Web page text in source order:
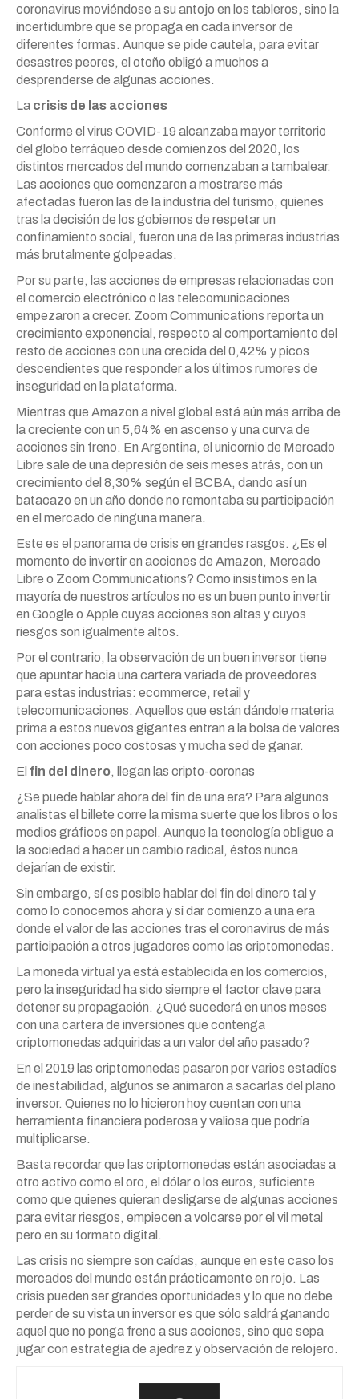
coronavirus moviéndose a su antojo en los tableros, sino la
incertidumbre que se propaga en cada inversor de
diferentes formas. Aunque se pide cautela, para evitar
desastres peores, el otoño obligó a muchos a
desprenderse de algunas acciones.
La crisis de las acciones
Conforme el virus COVID-19 alcanzaba mayor territorio
del globo terráqueo desde comienzos del 2020, los
distintos mercados del mundo comenzaban a tambalear.
Las acciones que comenzaron a mostrarse más
afectadas fueron las de la industria del turismo, quienes
tras la decisión de los gobiernos de respetar un
confinamiento social, fueron una de las primeras industrias
más brutalmente golpeadas.
Por su parte, las acciones de empresas relacionadas con
el comercio electrónico o las telecomunicaciones
empezaron a crecer. Zoom Communications reporta un
crecimiento exponencial, respecto al comportamiento del
resto de acciones con una crecida del 0,42% y picos
descendientes que responder a los últimos rumores de
inseguridad en la plataforma.
Mientras que Amazon a nivel global está aún más arriba de
la creciente con un 5,64% en ascenso y una curva de
acciones sin freno. En Argentina, el unicornio de Mercado
Libre sale de una depresión de seis meses atrás, con un
crecimiento del 8,30% según el BCBA, dando así un
batacazo en un año donde no remontaba su participación
en el mercado de ninguna manera.
Este es el panorama de crisis en grandes rasgos. ¿Es el
momento de invertir en acciones de Amazon, Mercado
Libre o Zoom Communications? Como insistimos en la
mayoría de nuestros artículos no es un buen punto invertir
en Google o Apple cuyas acciones son altas y cuyos
riesgos son igualmente altos.
Por el contrario, la observación de un buen inversor tiene
que apuntar hacia una cartera variada de proveedores
para estas industrias: ecommerce, retail y
telecomunicaciones. Aquellos que están dándole materia
prima a estos nuevos gigantes entran a la bolsa de valores
con acciones poco costosas y mucha sed de ganar.
El fin del dinero, llegan las cripto-coronas
¿Se puede hablar ahora del fin de una era? Para algunos
analistas el billete corre la misma suerte que los libros o los
medios gráficos en papel. Aunque la tecnología obligue a
la sociedad a hacer un cambio radical, éstos nunca
dejarían de existir.
Sin embargo, sí es posible hablar del fin del dinero tal y
como lo conocemos ahora y sí dar comienzo a una era
donde el valor de las acciones tras el coronavirus de más
participación a otros jugadores como las criptomonedas.
La moneda virtual ya está establecida en los comercios,
pero la inseguridad ha sido siempre el factor clave para
detener su propagación. ¿Qué sucederá en unos meses
con una cartera de inversiones que contenga
criptomonedas adquiridas a un valor del año pasado?
En el 2019 las criptomonedas pasaron por varios estadíos
de inestabilidad, algunos se animaron a sacarlas del plano
inversor. Quienes no lo hicieron hoy cuentan con una
herramienta financiera poderosa y valiosa que podría
multiplicarse.
Basta recordar que las criptomonedas están asociadas a
otro activo como el oro, el dólar o los euros, suficiente
como que quienes quieran desligarse de algunas acciones
para evitar riesgos, empiecen a volcarse por el vil metal
pero en su formato digital.
Las crisis no siempre son caídas, aunque en este caso los
mercados del mundo están prácticamente en rojo. Las
crisis pueden ser grandes oportunidades y lo que no debe
perder de su vista un inversor es que sólo saldrá ganando
aquel que no ponga freno a sus acciones, sino que sepa
jugar con estrategia de ajedrez y observación de relojero.